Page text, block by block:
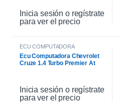
Inicia sesión o regístrate
para ver el precio
ECU COMPUTADORA
Ecu Computadora Chevrolet
Cruze 1.4 Turbo Premier At
Inicia sesión o regístrate
para ver el precio